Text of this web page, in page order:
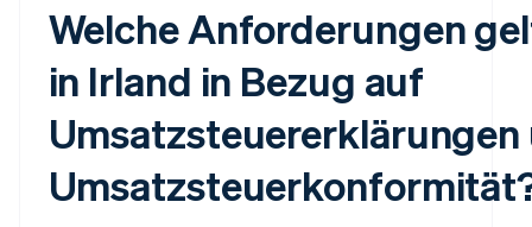
Welche Anforderungen
in Irland in Bezug auf
Umsatzsteuererklärungen